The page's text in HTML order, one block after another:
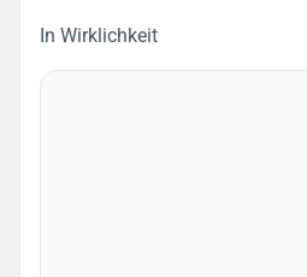
In Wirklichkeit